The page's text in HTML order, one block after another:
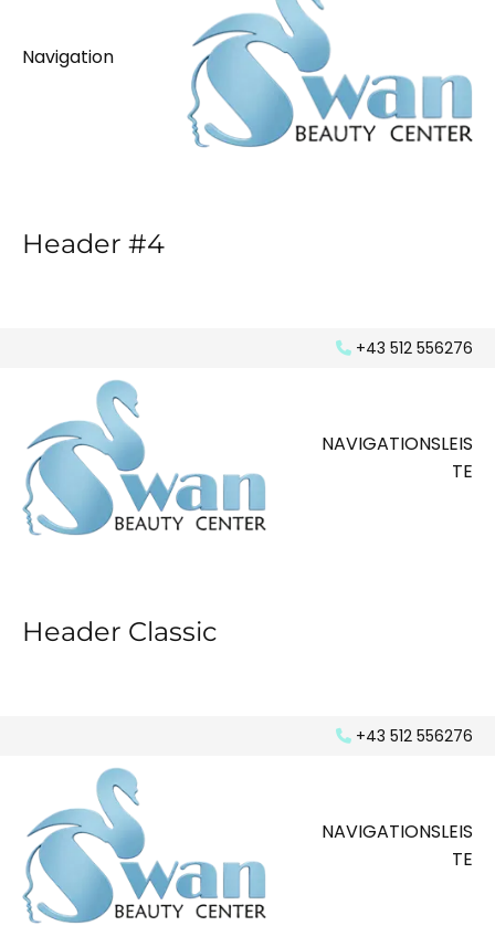
Navigation
Header #4
 +43 512 556276
NAVIGATIONSLEIS
TE
Header Classic
 +43 512 556276
NAVIGATIONSLEIS
TE